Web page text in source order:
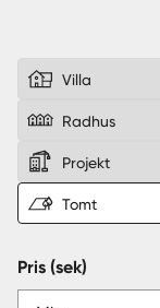
Villa
Radhus
Projekt
Tomt
Pris (sek)